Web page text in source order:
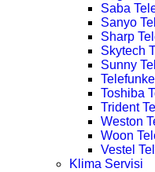
Saba
Sanyo
Sharp
Skytech
Sunny
Toshiba
Trident
Weston
Woon
Vestel
Klima Servisi